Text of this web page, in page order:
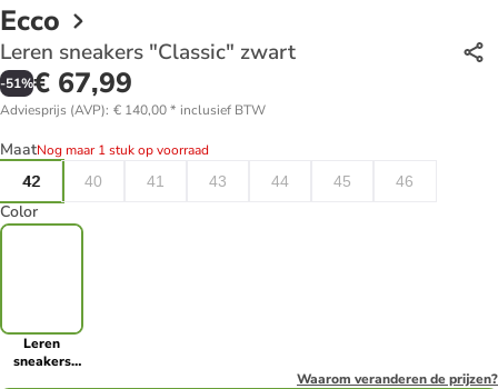
Ecco
Leren sneakers "Classic" zwart
-51%€ 67,99
Adviesprijs (AVP): € 140,00* inclusief BTW
MaatNog maar 1 stuk op voorraad
42
40 41 43 44 45 46
Color
Leren
sneakers
Waarom veranderen de prijzen?